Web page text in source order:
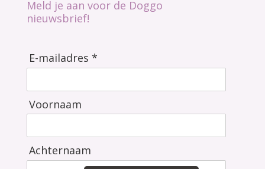
Meld je aan voor de Doggo
nieuwsbrief!
E-mailadres *
Voornaam
Achternaam